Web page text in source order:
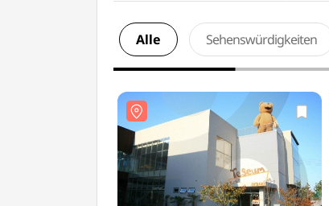
Alle Sehenswürdigkeiten